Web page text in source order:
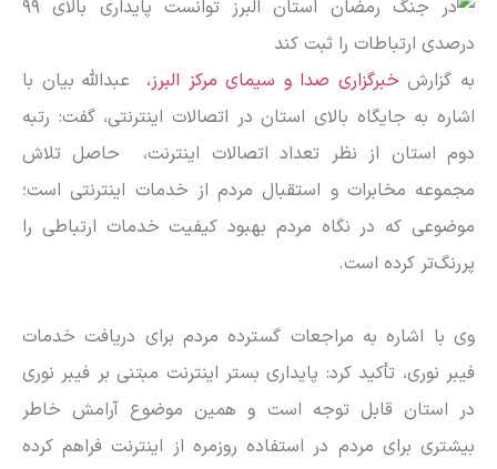
به گزارش خبرگزاری صدا و سیمای مرکز البرز،
عبدالله بیان با
اشاره به جایگاه بالای استان در اتصالات اینترنتی، گفت: رتبه
دوم استان از نظر تعداد اتصالات اینترنت، حاصل تلاش
مجموعه مخابرات و استقبال مردم از خدمات اینترنتی است؛
موضوعی که در نگاه مردم بهبود کیفیت خدمات ارتباطی را
پررنگ‌تر کرده است.
وی با اشاره به مراجعات گسترده مردم برای دریافت خدمات
فیبر نوری، تأکید کرد: پایداری بستر اینترنت مبتنی بر فیبر نوری
در استان قابل توجه است و همین موضوع آرامش خاطر
بیشتری برای مردم در استفاده روزمره از اینترنت فراهم کرده